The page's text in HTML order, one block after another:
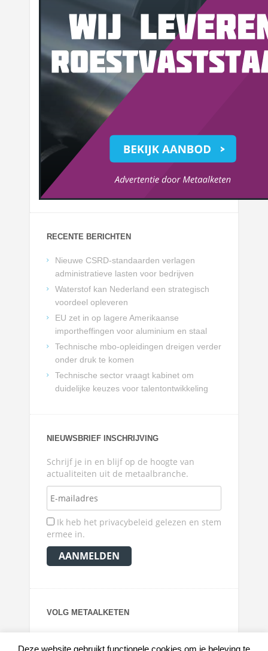
RECENTE BERICHTEN
Nieuwe CSRD-standaarden verlagen
administratieve lasten voor bedrijven
Waterstof kan Nederland een strategisch
voordeel opleveren
EU zet in op lagere Amerikaanse
importheffingen voor aluminium en staal
Technische mbo-opleidingen dreigen verder
onder druk te komen
Technische sector vraagt kabinet om
duidelijke keuzes voor talentontwikkeling
NIEUWSBRIEF INSCHRIJVING
Schrijf je in en blijf op de hoogte van
actualiteiten uit de metaalbranche.
Ik heb het privacybeleid gelezen en stem
ermee in.
VOLG METAALKETEN
Deze website gebruikt functionele cookies om je beleving te